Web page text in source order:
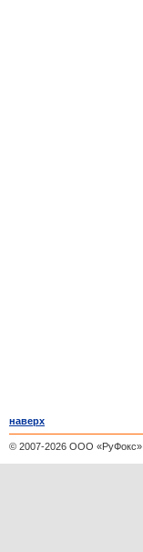
наверх
© 2007-2026 ООО «РуФокс»